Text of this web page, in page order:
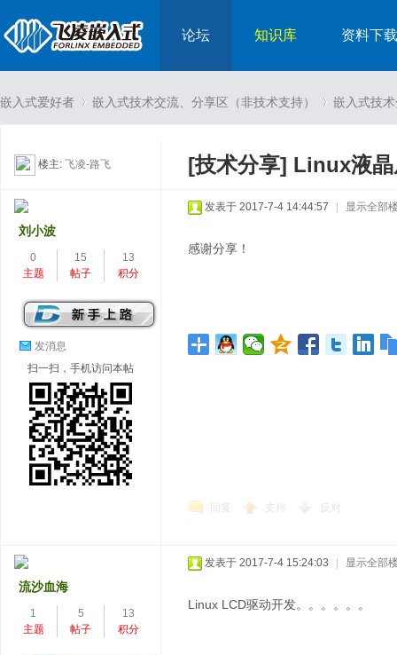
论坛 知识库 资料下载
嵌入式爱好者 嵌入式技术交流、分享区（非技术支持） 嵌入式技
楼主: 飞凌-路飞 [技术分享] Linux液
刘小波
0
主题
15
帖子
13
积分
发消息
扫一扫，手机访问本帖
发表于 2017-7-4 14:44:57 显示全部
感谢分享！
回复 支持 反对
流沙血海
1
主题
5
帖子
13
积分
发表于 2017-7-4 15:24:03 显示全部
Linux LCD驱动开发。。。。。。